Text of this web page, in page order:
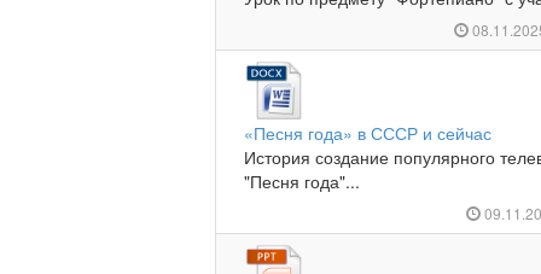
«Песня года» в СССР и сейчас
История создание популярного
"Песня года"...